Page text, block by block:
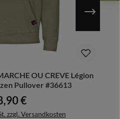
OU CREVE Légion
Pullover #36613
Preis:
€
zzgl. Versandkosten